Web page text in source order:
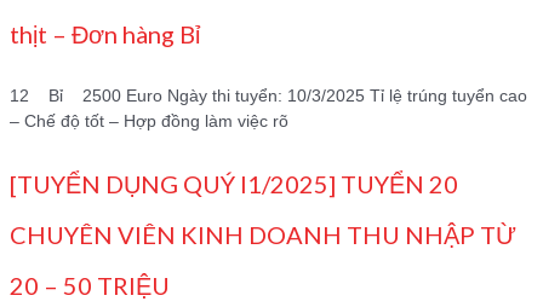
thịt – Đơn hàng Bỉ
12 Bỉ 2500 Euro Ngày thi tuyển: 10/3/2025 Tỉ lệ trúng tuyển cao
– Chế độ tốt – Hợp đồng làm việc rõ
[TUYỂN DỤNG QUÝ I1/2025] TUYỂN 20
CHUYÊN VIÊN KINH DOANH THU NHẬP TỪ
20 – 50 TRIỆU